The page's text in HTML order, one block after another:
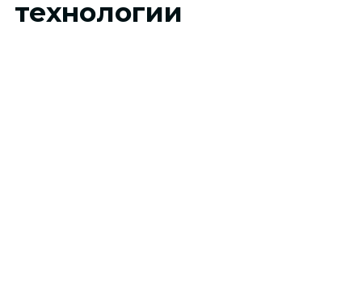
технологии